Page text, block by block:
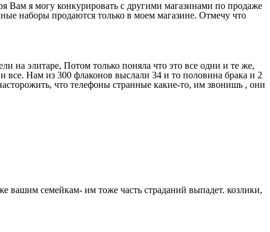
Вам я могу конкурировать с другими магазинами по продаже
наборы продаются только в моем магазине. Отмечу что
на элитаре, Потом только поняла что это все одни и те же,
все. Нам из 300 флаконов выслали 34 и то половина брака и 2
что телефоны странные какие-то, им звонишь , они
вашим семейкам- им тоже часть страданий выпадет. козлики,